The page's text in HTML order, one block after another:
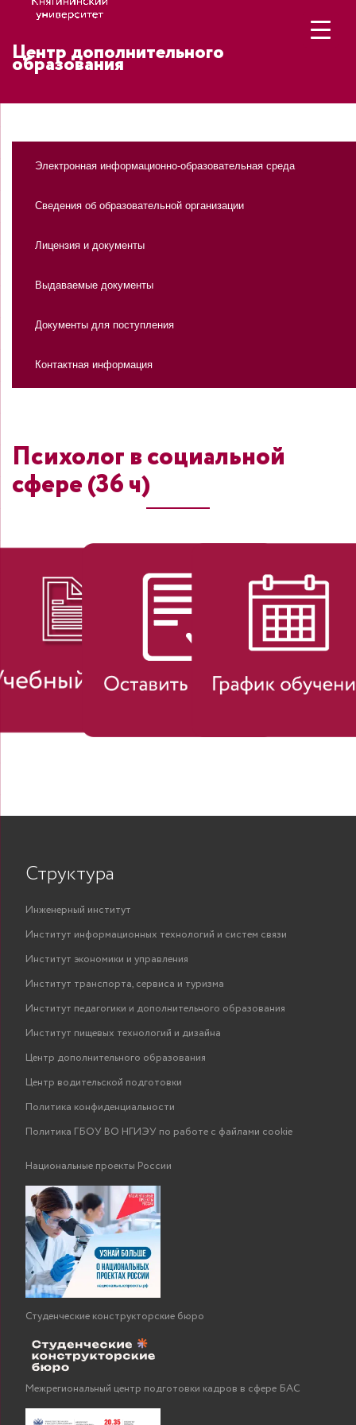
Центр дополнительного
образования
Электронная информационно-образовательная среда
Сведения об образовательной организации
Лицензия и документы
Выдаваемые документы
Документы для поступления
Контактная информация
Психолог в социальной
сфере (36 ч)
Структура
Инженерный институт
Институт информационных технологий и систем связи
Институт экономики и управления
Институт транспорта, сервиса и туризма
Институт педагогики и дополнительного образования
Институт пищевых технологий и дизайна
Центр дополнительного образования
Центр водительской подготовки
Политика конфиденциальности
Политика ГБОУ ВО НГИЭУ по работе с файлами cookie
Национальные проекты России
Студенческие конструкторские бюро
Межрегиональный центр подготовки кадров в сфере БАС